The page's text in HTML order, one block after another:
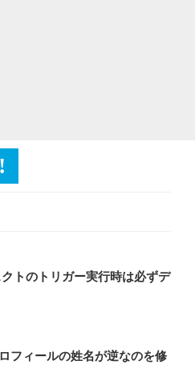
トのトリガー実行時は必ずデ
フィールの姓名が逆なのを修